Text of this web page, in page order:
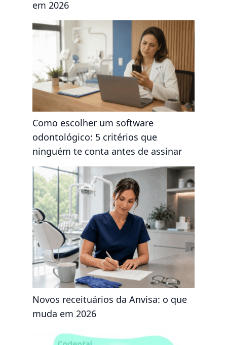
em 2026
Como escolher um software
odontológico: 5 critérios que
ninguém te conta antes de assinar
Novos receituários da Anvisa: o que
muda em 2026